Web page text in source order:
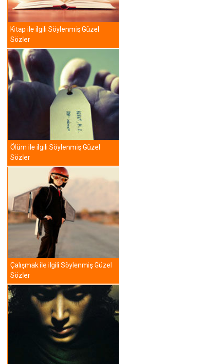
Kitap ile ilgili Söylenmiş Güzel
Sözler
Ölüm ile ilgili Söylenmiş Güzel
Sözler
Çalışmak ile ilgili Söylenmiş Güzel
Sözler